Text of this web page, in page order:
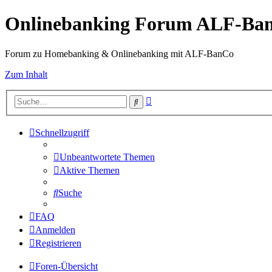
Onlinebanking Forum ALF-
Forum zu Homebanking & Onlinebanking mit ALF-BanCo
Zum Inhalt
Suche
Schnellzugriff
Unbeantwortete Themen
Aktive Themen
Suche
FAQ
Anmelden
Registrieren
Foren-Übersicht